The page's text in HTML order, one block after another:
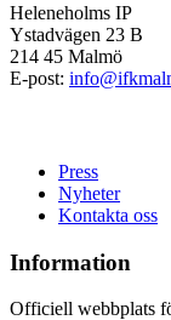
Heleneholms IP
Ystadvägen 23 B
214 45 Malmö
E-post:
Press
Nyheter
Kontakta oss
Information
Officiell webbplats